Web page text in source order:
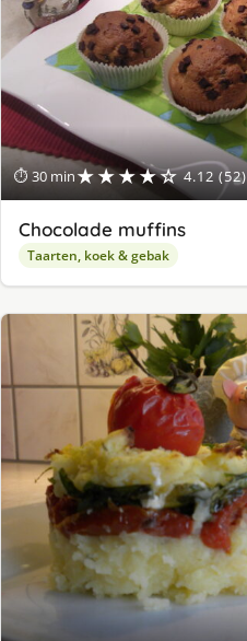
⏱ 30 min★★★★☆ 4.12 (52)
Chocolade muffins
Taarten, koek & gebak